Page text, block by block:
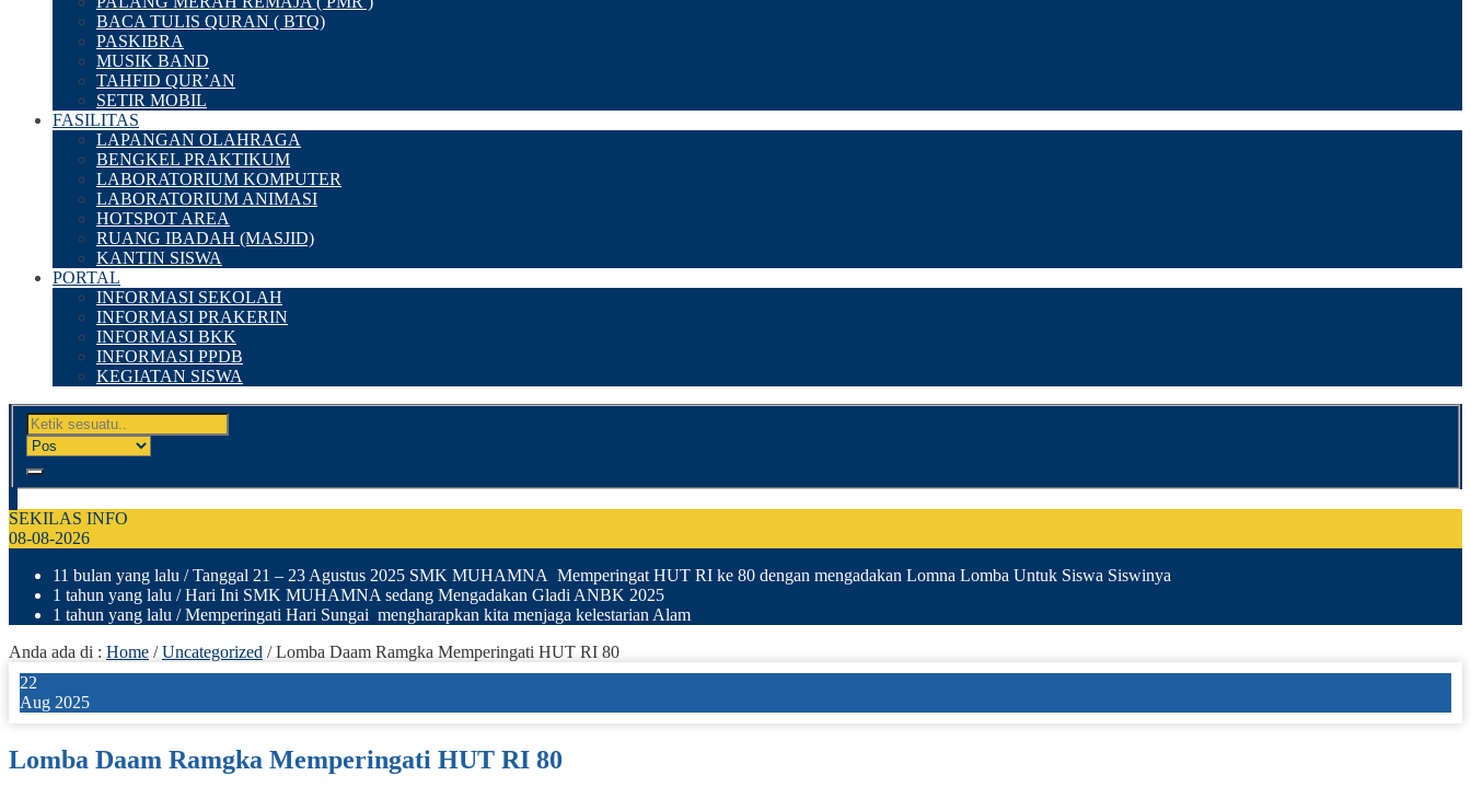
BACA TULIS QURAN ( BTQ)
PASKIBRA
MUSIK BAND
TAHFID QUR’AN
SETIR MOBIL
FASILITAS
LAPANGAN OLAHRAGA
BENGKEL PRAKTIKUM
LABORATORIUM KOMPUTER
LABORATORIUM ANIMASI
HOTSPOT AREA
RUANG IBADAH (MASJID)
KANTIN SISWA
PORTAL
INFORMASI SEKOLAH
INFORMASI PRAKERIN
INFORMASI BKK
INFORMASI PPDB
KEGIATAN SISWA
SEKILAS INFO
08-08-2026
11 bulan yang lalu / Tanggal 21 – 23 Agustus 2025 SMK MUHAMNA Memperingat HUT RI ke 80 dengan mengadakan Lomna Lomba Untuk Siswa Siswinya
1 tahun yang lalu / Hari Ini SMK MUHAMNA sedang Mengadakan Gladi ANBK 2025
1 tahun yang lalu / Memperingati Hari Sungai mengharapkan kita menjaga kelestarian Alam
Anda ada di : Home /Uncategorized /Lomba Daam Ramgka Memperingati HUT RI 80
22
Aug 2025
Lomba Daam Ramgka Memperingati HUT RI 80